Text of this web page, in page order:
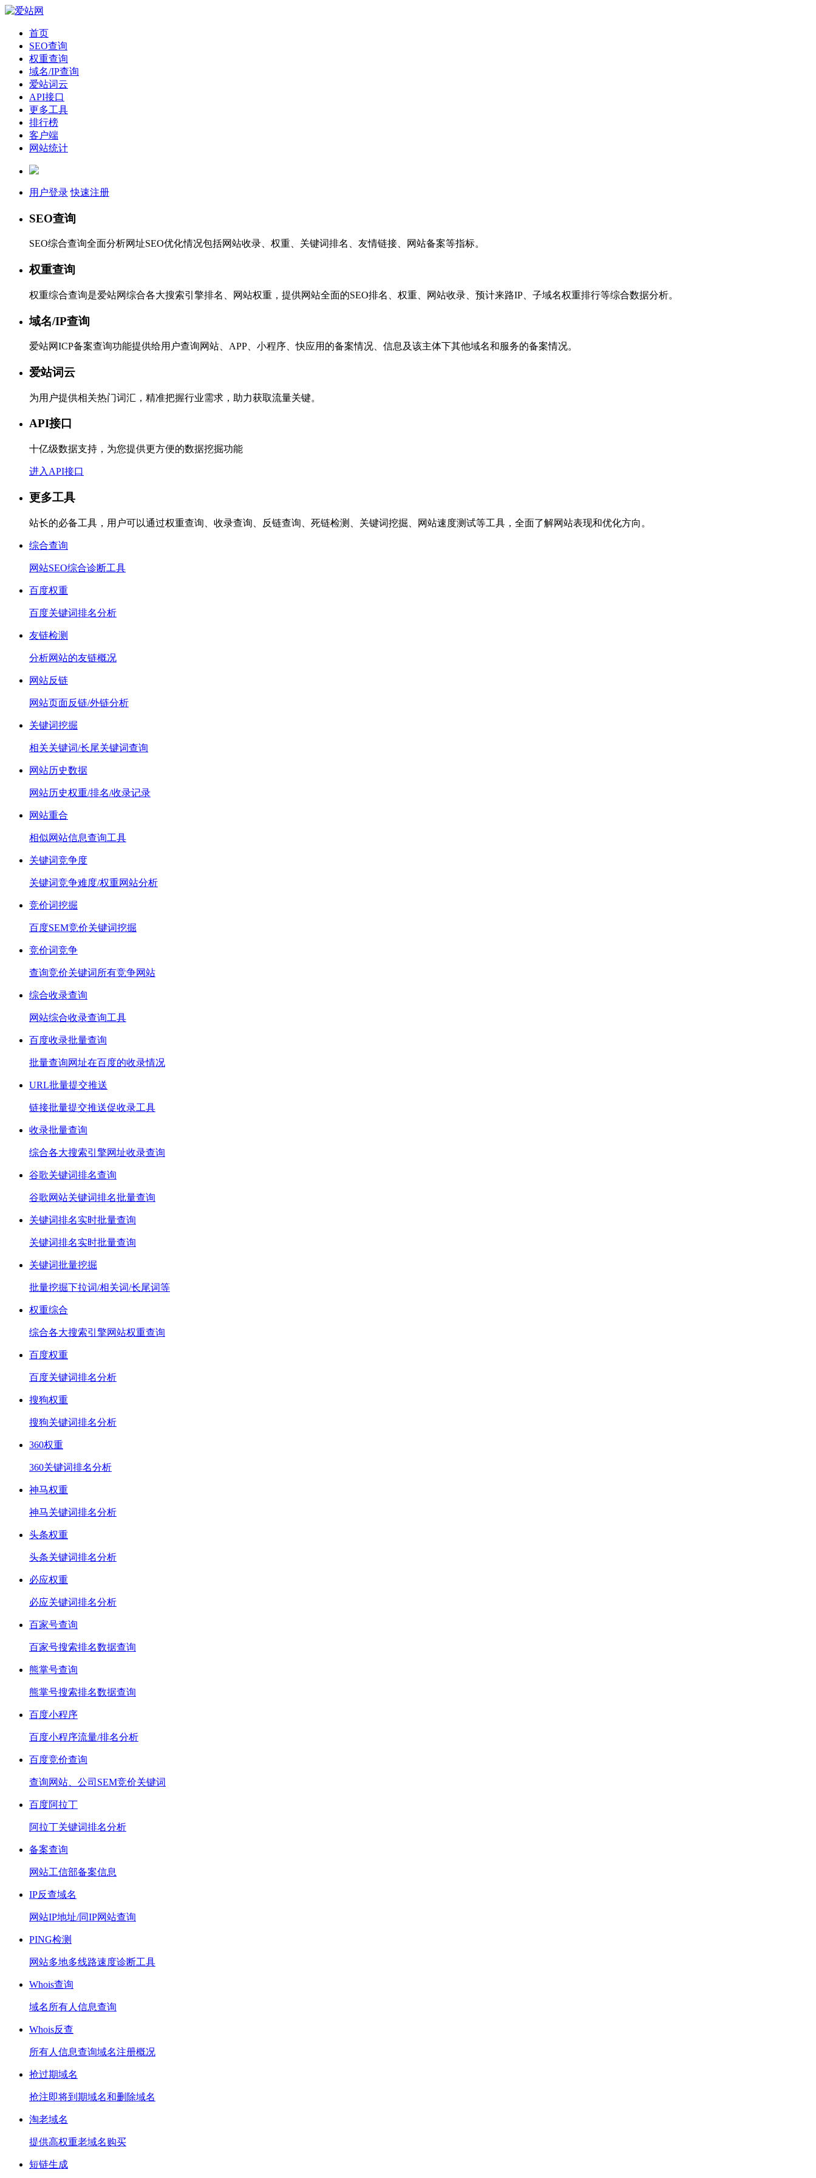
首页
SEO查询
权重查询
域名/IP查询
爱站词云
API接口
更多工具
排行榜
客户端
网站统计
用户登录 快速注册
SEO查询
SEO综合查询全面分析网址SEO优化情况包括网站收录、权重、关键词排名、友情链接、网站备案等指标。
权重查询
权重综合查询是爱站网综合各大搜索引擎排名、网站权重，提供网站全面的SEO排名、权重、网站收录、预计来路IP、子域名权重排行等综合数据分析。
域名/IP查询
爱站网ICP备案查询功能提供给用户查询网站、APP、小程序、快应用的备案情况、信息及该主体下其他域名和服务的备案情况。
爱站词云
为用户提供相关热门词汇，精准把握行业需求，助力获取流量关键。
API接口
十亿级数据支持，为您提供更方便的数据挖掘功能
进入API接口
更多工具
站长的必备工具，用户可以通过权重查询、收录查询、反链查询、死链检测、关键词挖掘、网站速度测试等工具，全面了解网站表现和优化方向。
综合查询
网站SEO综合诊断工具
百度权重
百度关键词排名分析
友链检测
分析网站的友链概况
网站反链
网站页面反链/外链分析
关键词挖掘
相关关键词/长尾关键词查询
网站历史数据
网站历史权重/排名/收录记录
网站重合
相似网站信息查询工具
关键词竞争度
关键词竞争难度/权重网站分析
竞价词挖掘
百度SEM竞价关键词挖掘
竞价词竞争
查询竞价关键词所有竞争网站
综合收录查询
网站综合收录查询工具
百度收录批量查询
批量查询网址在百度的收录情况
URL批量提交推送
链接批量提交推送促收录工具
收录批量查询
综合各大搜索引擎网址收录查询
谷歌关键词排名查询
谷歌网站关键词排名批量查询
关键词排名实时批量查询
关键词排名实时批量查询
关键词批量挖掘
批量挖掘下拉词/相关词/长尾词等
权重综合
综合各大搜索引擎网站权重查询
百度权重
百度关键词排名分析
搜狗权重
搜狗关键词排名分析
360权重
360关键词排名分析
神马权重
神马关键词排名分析
头条权重
头条关键词排名分析
必应权重
必应关键词排名分析
百家号查询
百家号搜索排名数据查询
熊掌号查询
熊掌号搜索排名数据查询
百度小程序
百度小程序流量/排名分析
百度竞价查询
查询网站、公司SEM竞价关键词
百度阿拉丁
阿拉丁关键词排名分析
备案查询
网站工信部备案信息
IP反查域名
网站IP地址/同IP网站查询
PING检测
网站多地多线路速度诊断工具
Whois查询
域名所有人信息查询
Whois反查
所有人信息查询域名注册概况
抢过期域名
抢注即将到期域名和删除域名
淘老域名
提供高权重老域名购买
短链生成